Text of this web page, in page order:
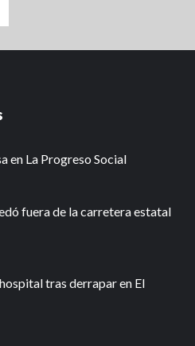
en La Progreso Social
fuera de la carretera estatal
tras derrapar en El